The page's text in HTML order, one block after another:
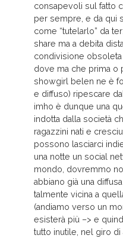
consapevoli sul fatto
per sempre, e da qui
come “tutelarlo” da
share ma a debita
condivisione obsoleta
dove ma che prima o
showgirl belen ne è
e diffuso) ripescare
imho è dunque una
indotta dalla società
ragazzini nati e
possono lasciarci
una notte un social
mondo, dovremmo
abbiano già una
talmente vicina a
(andiamo verso un
esisterà più –> e
tutto inutile, nel giro